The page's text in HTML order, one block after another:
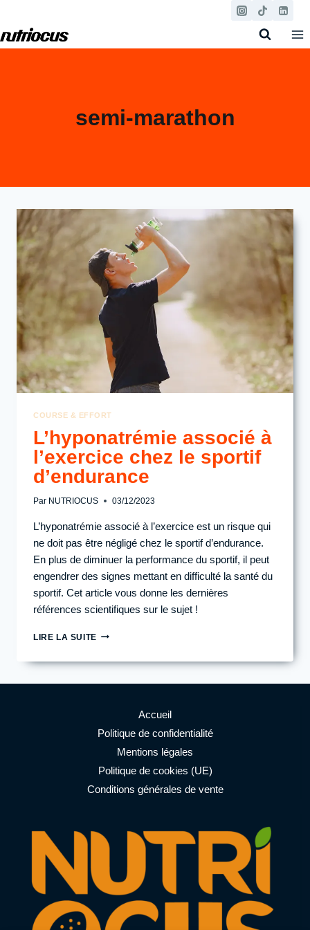
contenu
semi-marathon
COURSE & EFFORT
L’hyponatrémie associé à
l’exercice chez le sportif
d’endurance
Par NUTRIOCUS 03/12/2023
L’hyponatrémie associé à l’exercice est un risque qui
ne doit pas être négligé chez le sportif d’endurance.
En plus de diminuer la performance du sportif, il peut
engendrer des signes mettant en difficulté la santé du
sportif. Cet article vous donne les dernières
références scientifiques sur le sujet !
LIRE LA SUITEL’HYPONATRÉMIE
À
CHEZ
Accueil
Politique de confidentialité
Mentions légales
Politique de cookies (UE)
Conditions générales de vente